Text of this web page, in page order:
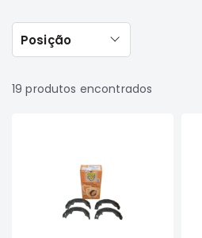
Correias
L200
19 produtos encontrados
Posição